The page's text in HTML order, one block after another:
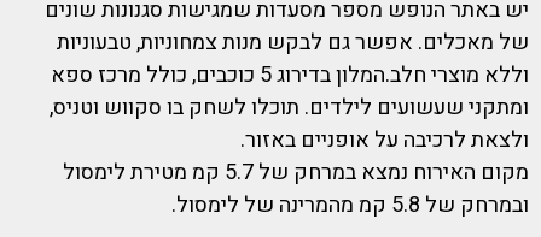
יש באתר הנופש מספר מסעדות שמגישות סגנונות שונים
של מאכלים. אפשר גם לבקש מנות צמחוניות, טבעוניות
וללא מוצרי חלב.המלון בדירוג 5 כוכבים, כולל מרכז ספא
ומתקני שעשועים לילדים. תוכלו לשחק בו סקווש וטניס,
ולצאת לרכיבה על אופניים באזור.
מקום האירוח נמצא במרחק של 5.7 קמ מטירת לימסול
ובמרחק של 5.8 קמ מהמרינה של לימסול.